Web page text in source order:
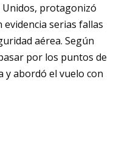
protagonizó
serias fallas
aérea. Según
por los puntos de
y abordó el vuelo con